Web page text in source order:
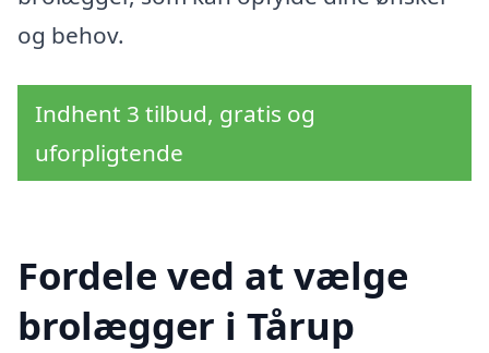
og behov.
Indhent 3 tilbud, gratis og
uforpligtende
Fordele ved at vælge
brolægger i Tårup